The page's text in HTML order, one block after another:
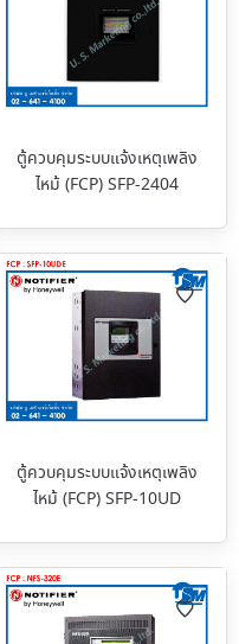
ตู้ควบคุมระบบแจ้งเหตุเพลิง
ไหม้ (FCP) SFP-2404
ตู้ควบคุมระบบแจ้งเหตุเพลิง
ไหม้ (FCP) SFP-10UD